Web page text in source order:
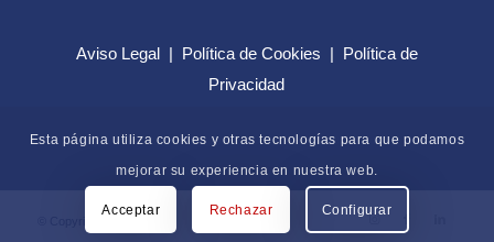
Aviso Legal| Política de Cookies | Política de
Privacidad
Esta página utiliza cookies y otras tecnologías para que podamos
mejorar su experiencia en nuestra web.
Acceptar Rechazar Configurar